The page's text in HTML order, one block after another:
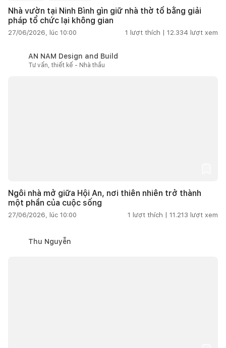
Nhà vườn tại Ninh Bình gìn giữ nhà thờ tổ bằng giải
pháp tổ chức lại không gian
27/06/2026, lúc 10:00 1 lượt thích | 12.334 lượt xem
AN NAM Design and Build
Tư vấn, thiết kế - Nhà thầu
Ngôi nhà mở giữa Hội An, nơi thiên nhiên trở thành
một phần của cuộc sống
27/06/2026, lúc 10:00 1 lượt thích | 11.213 lượt xem
Thu Nguyễn